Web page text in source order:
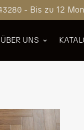
- Bis zu 12
ÜBER UNS